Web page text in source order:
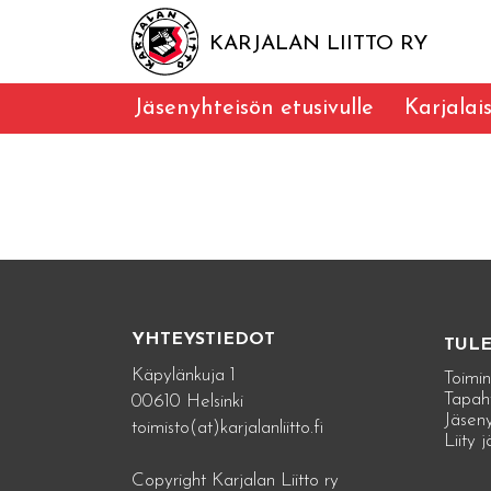
KARJALAN LIITTO RY
Jäsenyhteisön etusivulle
YHTEYSTIEDOT
Käpylänkuja 1
00610 Helsinki
toimisto(at)karjalanliitto.fi
Copyright Karjalan Liitto ry
Liity